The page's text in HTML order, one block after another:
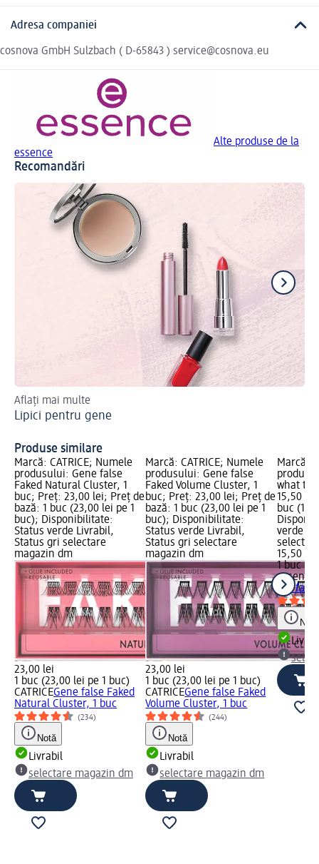
Adresa companiei
cosnova GmbH Sulzbach ( D-65843 ) service@cosnova.eu
Alte produse de la
essence
Recomandări
Aflați mai multe
Lipici pentru gene
Produse similare
Marcă: CATRICE; Numele
produsului: Gene false
Faked Natural Cluster, 1
buc; Preț: 23,00 lei; Preț de
bază: 1 buc (23,00 lei pe 1
buc); Disponibilitate:
Status verde Livrabil,
Status gri selectare
magazin dm
23,00 lei
1 buc (23,00 lei pe 1 buc)
CATRICEGene false Faked
Natural Cluster, 1 buc
(234)
Notă
Livrabil
selectare magazin dm
Marcă: CATRICE; Numele
produsului: Gene false
Faked Volume Cluster, 1
buc; Preț: 23,00 lei; Preț de
bază: 1 buc (23,00 lei pe 1
buc); Disponibilitate:
Status verde Livrabil,
Status gri selectare
magazin dm
23,00 lei
1 buc (23,00 lei pe 1 buc)
CATRICEGene false Faked
Volume Cluster, 1 buc
(244)
Notă
Livrabil
selectare magazin dm
Marcă:
what
15,50
buc
verde
15,50 lei
1 buc
essence
the
Notă